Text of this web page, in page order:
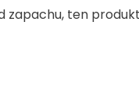
zapachu, ten produkt